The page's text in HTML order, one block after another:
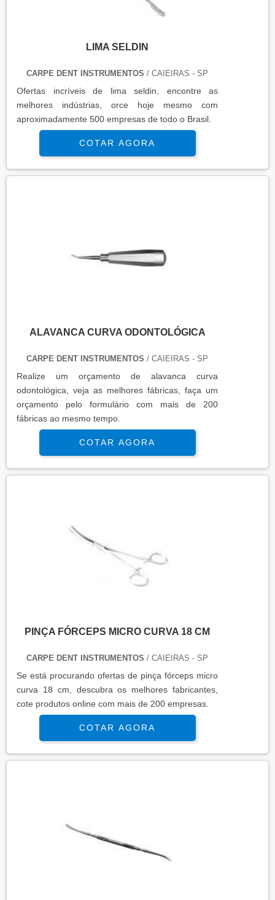
LIMA SELDIN
CARPE DENT INSTRUMENTOS / CAIEIRAS - SP
Ofertas incrí­veis de lima seldin, encontre as
melhores indústrias, orce hoje mesmo com
aproximadamente 500 empresas de todo o Brasil.
COTAR AGORA
ALAVANCA CURVA ODONTOLÓGICA
CARPE DENT INSTRUMENTOS / CAIEIRAS - SP
Realize um orçamento de alavanca curva
odontológica, veja as melhores fábricas, faça um
orçamento pelo formulário com mais de 200
fábricas ao mesmo tempo.
COTAR AGORA
PINÇA FÓRCEPS MICRO CURVA 18 CM
CARPE DENT INSTRUMENTOS / CAIEIRAS - SP
Se está procurando ofertas de pinça fórceps micro
curva 18 cm, descubra os melhores fabricantes,
cote produtos online com mais de 200 empresas.
COTAR AGORA